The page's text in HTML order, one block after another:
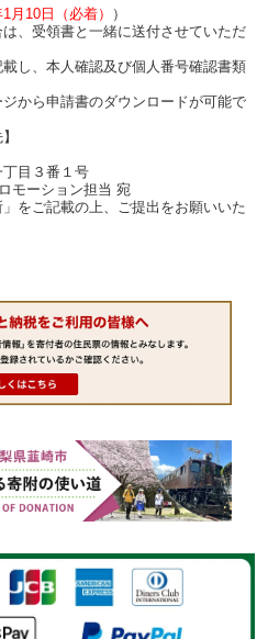
月10日（必着）
）
、受領書と一緒に送付させていただ
し、本人確認及び個人番号確認書類
から申請書のダウンロードが可能で
目３番１号
モーション担当 宛
をご記載の上、ご提出をお願いいた